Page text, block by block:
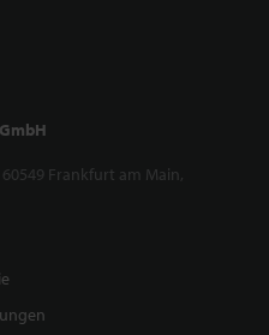
Frankfurt am Main,